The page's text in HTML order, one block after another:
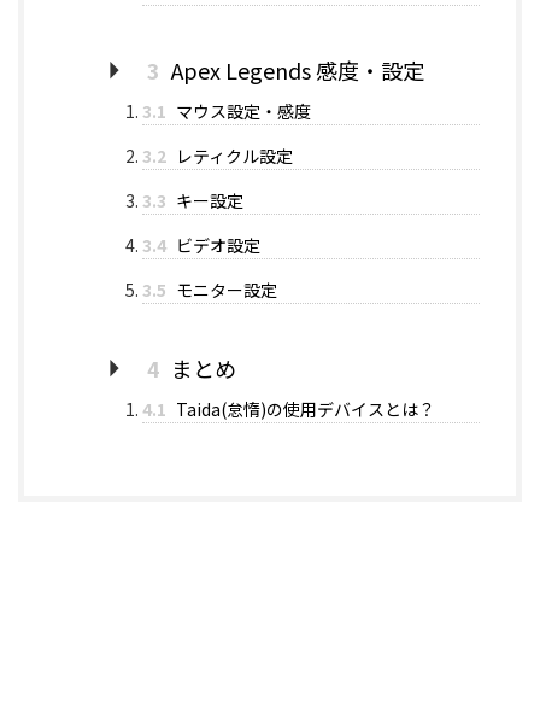
3 Apex Legends 感度・設定
3.1 マウス設定・感度
3.2 レティクル設定
3.3 キー設定
3.4 ビデオ設定
3.5 モニター設定
4 まとめ
4.1 Taida(怠惰)の使用デバイスとは？